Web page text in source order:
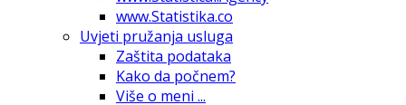
www.Statistika.co
Uvjeti pružanja usluga
Zaštita podataka
Kako da počnem?
Više o meni ...